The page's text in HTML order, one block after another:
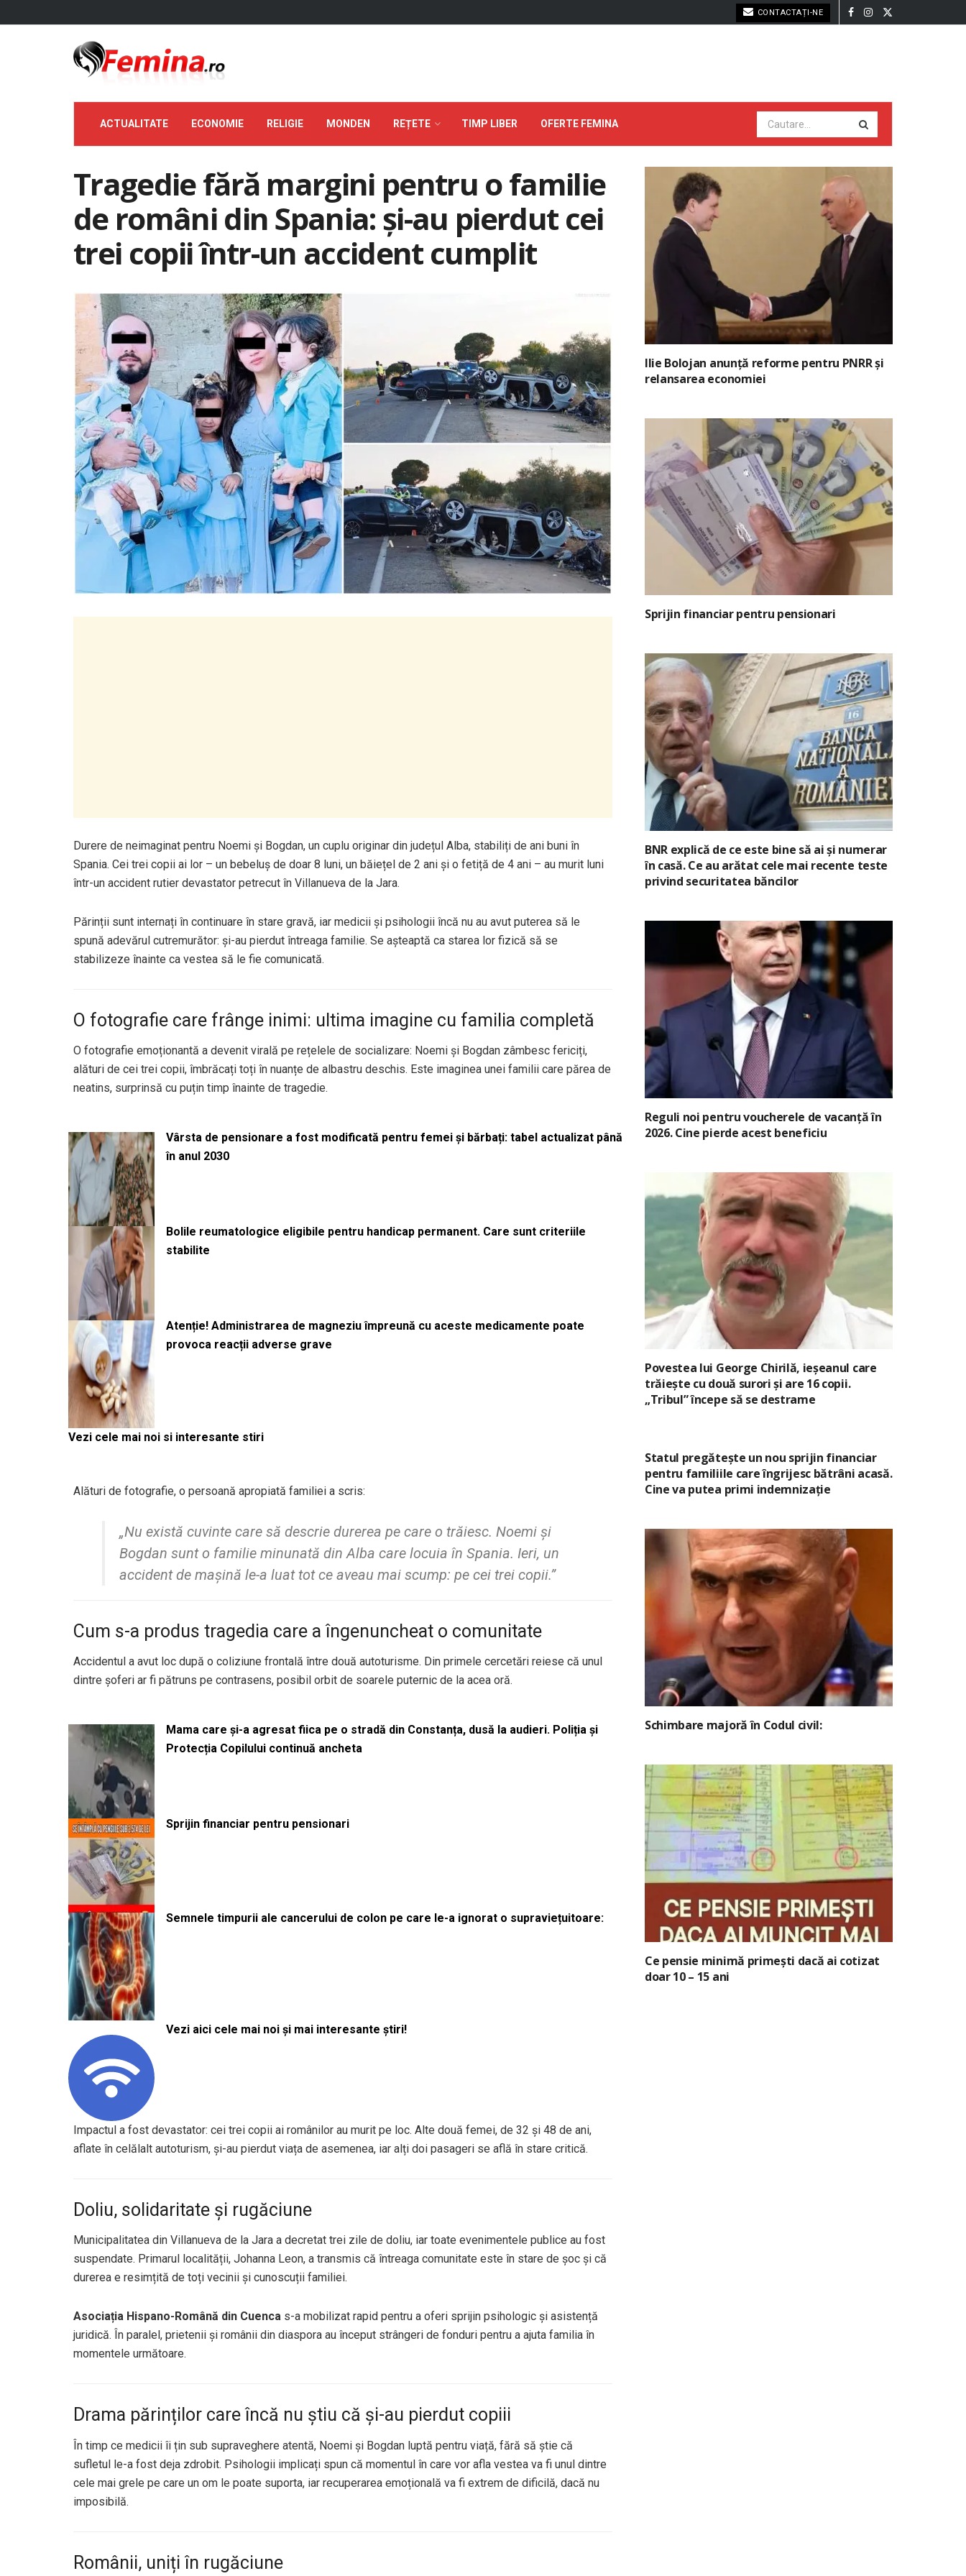
CONTACTAȚI-NE
ACTUALITATE ECONOMIE RELIGIE MONDEN REȚETE TIMP LIBER OFERTE FEMINA
Tragedie fără margini pentru o familie
de români din Spania: și-au pierdut cei
trei copii într-un accident cumplit
Durere de neimaginat pentru Noemi și Bogdan, un cuplu originar din județul Alba, stabiliți de ani buni în
Spania. Cei trei copii ai lor – un bebeluș de doar 8 luni, un băiețel de 2 ani și o fetiță de 4 ani – au murit luni
într-un accident rutier devastator petrecut în Villanueva de la Jara.
Părinții sunt internați în continuare în stare gravă, iar medicii și psihologii încă nu au avut puterea să le
spună adevărul cutremurător: și-au pierdut întreaga familie. Se așteaptă ca starea lor fizică să se
stabilizeze înainte ca vestea să le fie comunicată.
O fotografie care frânge inimi: ultima imagine cu familia completă
O fotografie emoționantă a devenit virală pe rețelele de socializare: Noemi și Bogdan zâmbesc fericiți,
alături de cei trei copii, îmbrăcați toți în nuanțe de albastru deschis. Este imaginea unei familii care părea de
neatins, surprinsă cu puțin timp înainte de tragedie.
Vârsta de pensionare a fost modificată pentru femei și bărbați: tabel actualizat până
în anul 2030
Bolile reumatologice eligibile pentru handicap permanent. Care sunt criteriile
stabilite
Atenție! Administrarea de magneziu împreună cu aceste medicamente poate
provoca reacții adverse grave
Vezi cele mai noi si interesante stiri
Alături de fotografie, o persoană apropiată familiei a scris:
„Nu există cuvinte care să descrie durerea pe care o trăiesc. Noemi și
Bogdan sunt o familie minunată din Alba care locuia în Spania. Ieri, un
accident de mașină le-a luat tot ce aveau mai scump: pe cei trei copii.”
Cum s-a produs tragedia care a îngenuncheat o comunitate
Accidentul a avut loc după o coliziune frontală între două autoturisme. Din primele cercetări reiese că unul
dintre șoferi ar fi pătruns pe contrasens, posibil orbit de soarele puternic de la acea oră.
Mama care și-a agresat fiica pe o stradă din Constanța, dusă la audieri. Poliția și
Protecția Copilului continuă ancheta
Sprijin financiar pentru pensionari
Semnele timpurii ale cancerului de colon pe care le-a ignorat o supraviețuitoare:
Vezi aici cele mai noi și mai interesante știri!
Impactul a fost devastator: cei trei copii ai românilor au murit pe loc. Alte două femei, de 32 și 48 de ani,
aflate în celălalt autoturism, și-au pierdut viața de asemenea, iar alți doi pasageri se află în stare critică.
Doliu, solidaritate și rugăciune
Municipalitatea din Villanueva de la Jara a decretat trei zile de doliu, iar toate evenimentele publice au fost
suspendate. Primarul localității, Johanna Leon, a transmis că întreaga comunitate este în stare de șoc și că
durerea e resimțită de toți vecinii și cunoscuții familiei.
Asociația Hispano-Română din Cuenca s-a mobilizat rapid pentru a oferi sprijin psihologic și asistență
juridică. În paralel, prietenii și românii din diaspora au început strângeri de fonduri pentru a ajuta familia în
momentele următoare.
Drama părinților care încă nu știu că și-au pierdut copiii
În timp ce medicii îi țin sub supraveghere atentă, Noemi și Bogdan luptă pentru viață, fără să știe că
sufletul le-a fost deja zdrobit. Psihologii implicați spun că momentul în care vor afla vestea va fi unul dintre
cele mai grele pe care un om le poate suporta, iar recuperarea emoțională va fi extrem de dificilă, dacă nu
imposibilă.
Românii, uniți în rugăciune
Ilie Bolojan anunță reforme pentru PNRR și
relansarea economiei
Sprijin financiar pentru pensionari
BNR explică de ce este bine să ai și numerar
în casă. Ce au arătat cele mai recente teste
privind securitatea băncilor
Reguli noi pentru voucherele de vacanță în
2026. Cine pierde acest beneficiu
Povestea lui George Chirilă, ieșeanul care
trăiește cu două surori și are 16 copii.
„Tribul” începe să se destrame
Statul pregătește un nou sprijin financiar
pentru familiile care îngrijesc bătrâni acasă.
Cine va putea primi indemnizație
Schimbare majoră în Codul civil:
Ce pensie minimă primești dacă ai cotizat
doar 10 – 15 ani